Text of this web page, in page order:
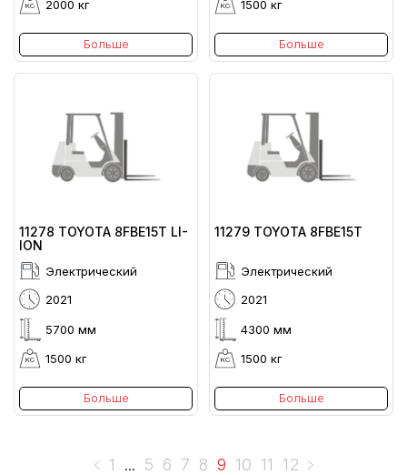
2000 кг
Больше
1500 кг
Больше
11278 TOYOTA 8FBE15T LI-
ION
Электрический
2021
5700 мм
1500 кг
Больше
11279 TOYOTA 8FBE15T
Электрический
2021
4300 мм
1500 кг
Больше
1 ... 5 6 7 8 9 10 11 12